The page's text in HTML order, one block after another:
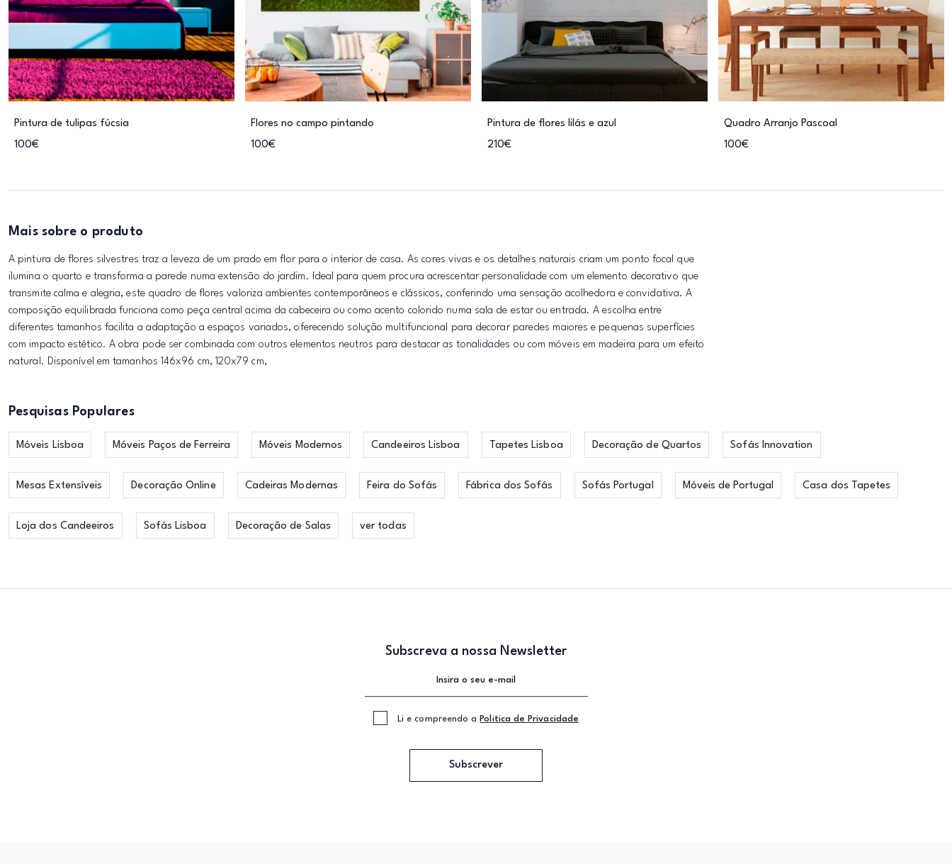
Pintura de tulipas fúcsia
100€
Flores no campo pintando
100€
Pintura de flores lilás e azul
210€
Quadro Arranjo Pascoal
100€
Mais sobre o produto
A pintura de flores silvestres traz a leveza de um prado em flor para o interior de casa. As cores vivas e os detalhes naturais criam um ponto focal que
ilumina o quarto e transforma a parede numa extensão do jardim. Ideal para quem procura acrescentar personalidade com um elemento decorativo que
transmite calma e alegria, este quadro de flores valoriza ambientes contemporâneos e clássicos, conferindo uma sensação acolhedora e convidativa. A
composição equilibrada funciona como peça central acima da cabeceira ou como acento colorido numa sala de estar ou entrada. A escolha entre
diferentes tamanhos facilita a adaptação a espaços variados, oferecendo solução multifuncional para decorar paredes maiores e pequenas superfícies
com impacto estético. A obra pode ser combinada com outros elementos neutros para destacar as tonalidades ou com móveis em madeira para um efeito
natural. Disponível em tamanhos 146x96 cm, 120x79 cm,
Pesquisas Populares
Móveis Lisboa Móveis Paços de Ferreira Móveis Modernos Candeeiros Lisboa Tapetes Lisboa Decoração de Quartos Sofás Innovation
Mesas Extensíveis Decoração Online Cadeiras Modernas Feira do Sofás Fábrica dos Sofás Sofás Portugal Móveis de Portugal Casa dos Tapetes
Loja dos Candeeiros Sofás Lisboa Decoração de Salas ver todas
Subscreva a nossa Newsletter
Li e compreendo a Politica de Privacidade
Subscrever